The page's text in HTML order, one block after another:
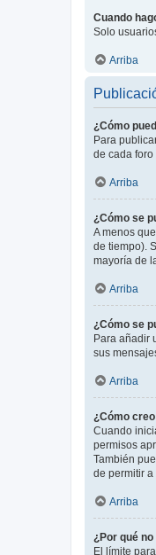
Cuando
Solo
Arriba
¿Cómo
Para
de cada
Arriba
¿Cómo se
A menos
de tiempo).
mayoría de
Arriba
¿Cómo se
Para añadir
sus
Arriba
¿Cómo
Cuando
permisos
También
de permitir a
Arriba
¿Por qué
El límite